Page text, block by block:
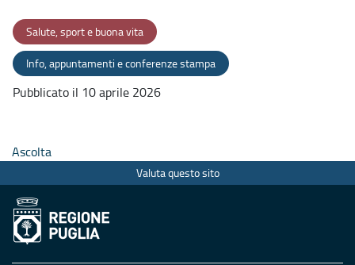
Salute, sport e buona vita
Info, appuntamenti e conferenze stampa
Pubblicato il 10 aprile 2026
Ascolta
Valuta questo sito